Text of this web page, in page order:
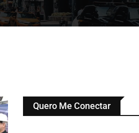
Quero Me Conectar